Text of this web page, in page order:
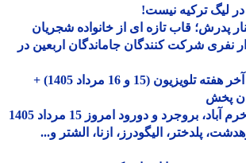
ترکیه نیست!
قاب تازه ای از خانواده شجریان
25 هزار نفری شرکت کنندگان جاماندگان اربعین در
فیلم های سینمایی آخر هفته تلویزیون (15 و 16 مرداد 1405) +
جدول قطعی برق خرم آباد، بروجرد و دورود امروز 15 مرداد 1405
الیگودرز، ازنا، الشتر و...